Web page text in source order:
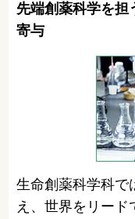
先端創薬科学を担
寄与
生命創薬科学科で
え、世界をリード